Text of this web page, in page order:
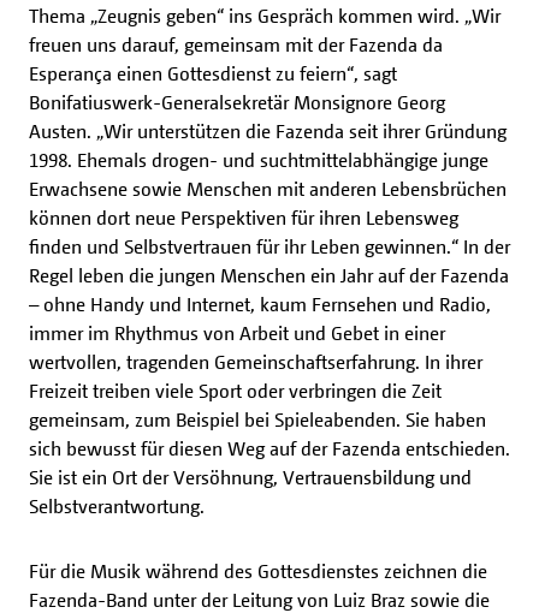
Thema „Zeugnis geben“ ins Gespräch kommen wird. „Wir
freuen uns darauf, gemeinsam mit der Fazenda da
Esperança einen Gottesdienst zu feiern“, sagt
Bonifatiuswerk-Generalsekretär Monsignore Georg
Austen. „Wir unterstützen die Fazenda seit ihrer Gründung
1998. Ehemals drogen- und suchtmittelabhängige junge
Erwachsene sowie Menschen mit anderen Lebensbrüchen
können dort neue Perspektiven für ihren Lebensweg
finden und Selbstvertrauen für ihr Leben gewinnen.“ In der
Regel leben die jungen Menschen ein Jahr auf der Fazenda
– ohne Handy und Internet, kaum Fernsehen und Radio,
immer im Rhythmus von Arbeit und Gebet in einer
wertvollen, tragenden Gemeinschaftserfahrung. In ihrer
Freizeit treiben viele Sport oder verbringen die Zeit
gemeinsam, zum Beispiel bei Spieleabenden. Sie haben
sich bewusst für diesen Weg auf der Fazenda entschieden.
Sie ist ein Ort der Versöhnung, Vertrauensbildung und
Selbstverantwortung.
Für die Musik während des Gottesdienstes zeichnen die
Fazenda-Band unter der Leitung von Luiz Braz sowie die